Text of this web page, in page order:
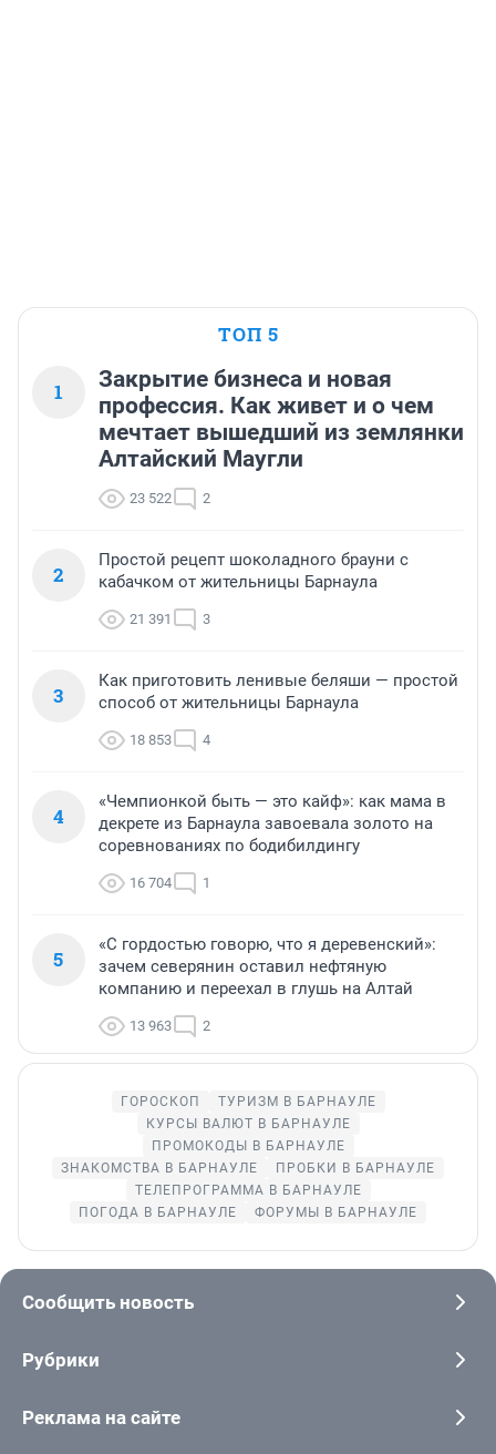
ТОП 5
1
Закрытие бизнеса и новая
профессия. Как живет и о чем
мечтает вышедший из землянки
Алтайский Маугли
23 522 2
2
Простой рецепт шоколадного брауни с
кабачком от жительницы Барнаула
21 391 3
3
Как приготовить ленивые беляши — простой
способ от жительницы Барнаула
18 853 4
4
«Чемпионкой быть — это кайф»: как мама в
декрете из Барнаула завоевала золото на
соревнованиях по бодибилдингу
16 704 1
5
«С гордостью говорю, что я деревенский»:
зачем северянин оставил нефтяную
компанию и переехал в глушь на Алтай
13 963 2
ГОРОСКОП
ТУРИЗМ В БАРНАУЛЕ
КУРСЫ ВАЛЮТ В БАРНАУЛЕ
ПРОМОКОДЫ В БАРНАУЛЕ
ЗНАКОМСТВА В БАРНАУЛЕ
ПРОБКИ В БАРНАУЛЕ
ТЕЛЕПРОГРАММА В БАРНАУЛЕ
ПОГОДА В БАРНАУЛЕ
ФОРУМЫ В БАРНАУЛЕ
Сообщить новость
Рубрики
Реклама на сайте